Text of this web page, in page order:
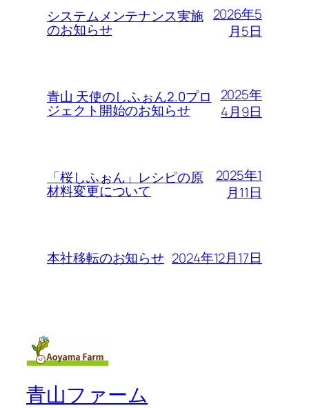
システムメンテナンス実施
のお知らせ
2026年5
月5日
青山 天使のしふぉん2.0プロ
ジェクト開始のお知らせ
2025年
4月9日
「桜しふぉん」レシピの原
材料変更について
2025年1
月11日
本社移転のお知らせ 2024年12月17日
青山ファーム